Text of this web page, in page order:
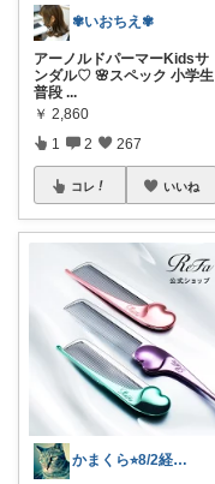
✾いおちえ✾
アーノルドパーマーKidsサ
ンダル♡ 🌸スペック 小学生
普段 ...
￥ 2,860
1 2 267
コレ いいね
かまくら⭐︎8/2経由購入感謝です